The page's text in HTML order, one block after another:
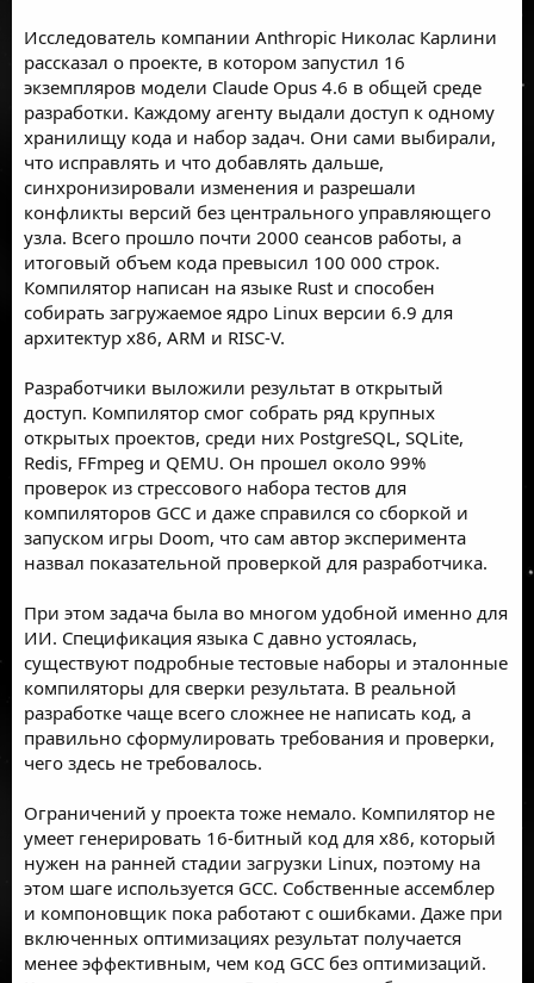
Исследователь компании Anthropic Николас Карлини
рассказал о проекте, в котором запустил 16
экземпляров модели Claude Opus 4.6 в общей среде
разработки. Каждому агенту выдали доступ к одному
хранилищу кода и набор задач. Они сами выбирали,
что исправлять и что добавлять дальше,
синхронизировали изменения и разрешали
конфликты версий без центрального управляющего
узла. Всего прошло почти 2000 сеансов работы, а
итоговый объем кода превысил 100 000 строк.
Компилятор написан на языке Rust и способен
собирать загружаемое ядро Linux версии 6.9 для
архитектур x86, ARM и RISC-V.
Разработчики выложили результат в открытый
доступ. Компилятор смог собрать ряд крупных
открытых проектов, среди них PostgreSQL, SQLite,
Redis, FFmpeg и QEMU. Он прошел около 99%
проверок из стрессового набора тестов для
компиляторов GCC и даже справился со сборкой и
запуском игры Doom, что сам автор эксперимента
назвал показательной проверкой для разработчика.
При этом задача была во многом удобной именно для
ИИ. Спецификация языка C давно устоялась,
существуют подробные тестовые наборы и эталонные
компиляторы для сверки результата. В реальной
разработке чаще всего сложнее не написать код, а
правильно сформулировать требования и проверки,
чего здесь не требовалось.
Ограничений у проекта тоже немало. Компилятор не
умеет генерировать 16-битный код для x86, который
нужен на ранней стадии загрузки Linux, поэтому на
этом шаге используется GCC. Собственные ассемблер
и компоновщик пока работают с ошибками. Даже при
включенных оптимизациях результат получается
менее эффективным, чем код GCC без оптимизаций.